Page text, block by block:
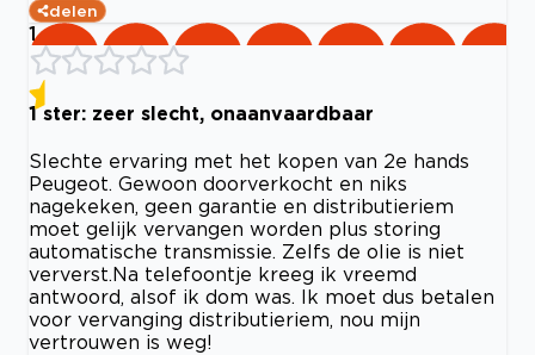
delen
1
1 ster: zeer slecht, onaanvaardbaar
Slechte ervaring met het kopen van 2e hands
Peugeot. Gewoon doorverkocht en niks
nagekeken, geen garantie en distributieriem
moet gelijk vervangen worden plus storing
automatische transmissie. Zelfs de olie is niet
ververst.Na telefoontje kreeg ik vreemd
antwoord, alsof ik dom was. Ik moet dus betalen
voor vervanging distributieriem, nou mijn
vertrouwen is weg!